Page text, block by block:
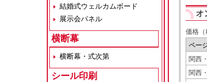
オ
価格（
ペー
関西
関西
結婚式ウェルカムボード
展示会パネル
横断幕
横断幕・式次第
シール印刷